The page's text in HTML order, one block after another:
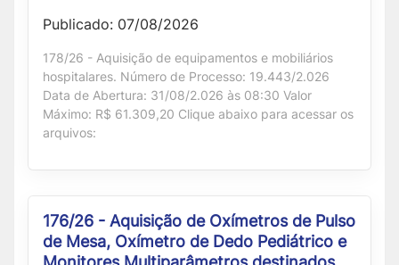
Publicado: 07/08/2026
178/26 - Aquisição de equipamentos e mobiliários
hospitalares. Número de Processo: 19.443/2.026
Data de Abertura: 31/08/2.026 às 08:30 Valor
Máximo: R$ 61.309,20 Clique abaixo para acessar os
arquivos:
176/26 - Aquisição de Oxímetros de Pulso
de Mesa, Oxímetro de Dedo Pediátrico e